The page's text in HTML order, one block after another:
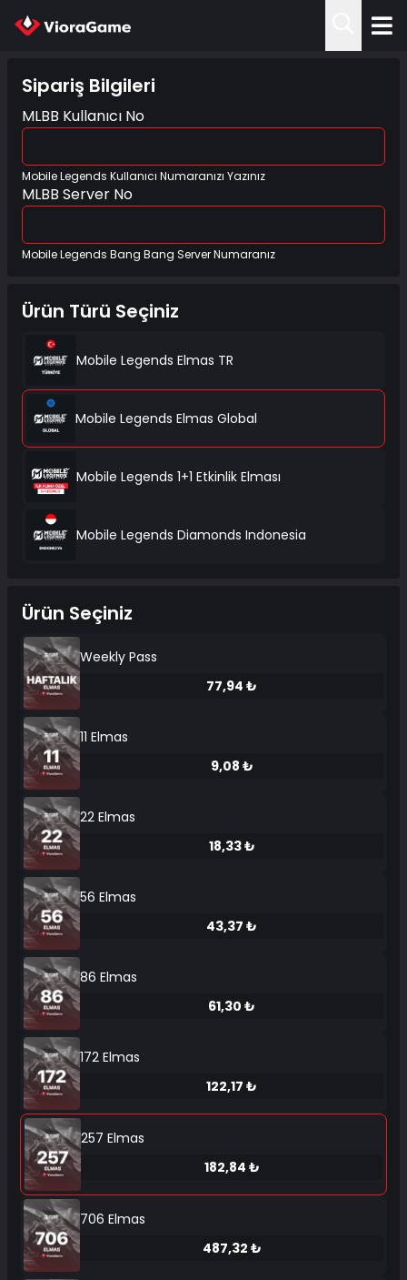
Sipariş Bilgileri
MLBB Kullanıcı No
Mobile Legends Kullanıcı Numaranızı Yazınız
MLBB Server No
Mobile Legends Bang Bang Server Numaranız
Ürün Türü Seçiniz
Mobile Legends Elmas TR
Mobile Legends Elmas Global
Mobile Legends 1+1 Etkinlik Elması
Mobile Legends Diamonds Indonesia
Ürün Seçiniz
Weekly Pass
77,94 ₺
11 Elmas
9,08 ₺
22 Elmas
18,33 ₺
56 Elmas
43,37 ₺
86 Elmas
61,30 ₺
172 Elmas
122,17 ₺
257 Elmas
182,84 ₺
706 Elmas
487,32 ₺